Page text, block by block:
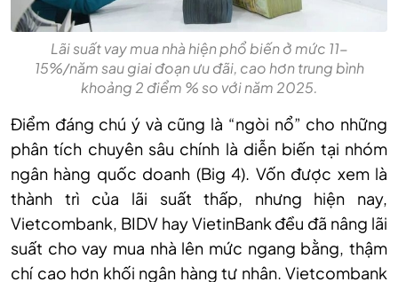
Lãi suất vay mua nhà hiện phổ biến ở mức 11-
15%/năm sau giai đoạn ưu đãi, cao hơn trung bình
khoảng 2 điểm % so với năm 2025.
Điểm đáng chú ý và cũng là “ngòi nổ” cho những
phân tích chuyên sâu chính là diễn biến tại nhóm
ngân hàng quốc doanh (Big 4). Vốn được xem là
thành trì của lãi suất thấp, nhưng hiện nay,
Vietcombank, BIDV hay VietinBank đều đã nâng lãi
suất cho vay mua nhà lên mức ngang bằng, thậm
chí cao hơn khối ngân hàng tư nhân. Vietcombank